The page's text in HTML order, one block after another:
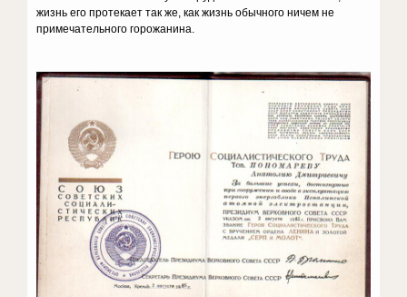
жизнь его протекает так же, как жизнь обычного ничем не
примечательного горожанина.